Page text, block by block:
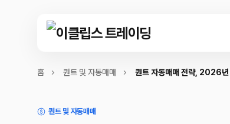
홈 퀀트 및 자동매매 퀀트 자동매매 전략, 2026년
퀀트 및 자동매매